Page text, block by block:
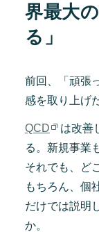
界最大
る 」
前回、「頑張
感を取り上げ
QCD は改善
る。新規事業
それでも、ど
もちろん、個
だけでは説明
か。